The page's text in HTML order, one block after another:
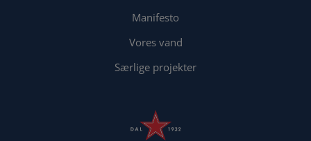
Manifesto
Vores vand
Særlige projekter